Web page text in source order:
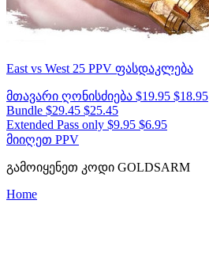
East vs West 25 PPV ფასდაკლება
მთავარი ღონისძიება $19.95 $18.95
Bundle $29.45 $25.45
Extended Pass only $9.95 $6.95
მიიღეთ PPV
გამოიყენეთ კოდი GOLDSARM
Home